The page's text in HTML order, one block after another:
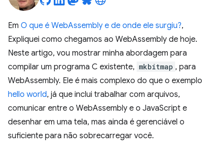
Em O que é WebAssembly e de onde ele surgiu?,
Expliquei como chegamos ao WebAssembly de hoje.
Neste artigo, vou mostrar minha abordagem para
compilar um programa C existente, mkbitmap , para
WebAssembly. Ele é mais complexo do que o exemplo
hello world, já que inclui trabalhar com arquivos,
comunicar entre o WebAssembly e o JavaScript e
desenhar em uma tela, mas ainda é gerenciável o
suficiente para não sobrecarregar você.